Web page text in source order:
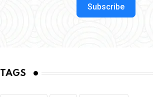
Subscribe
TAGS